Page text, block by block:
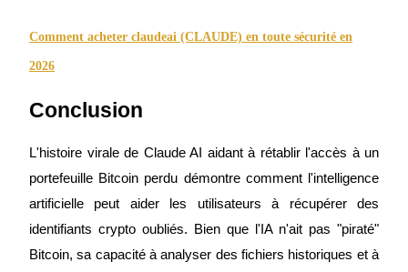
Découvrez comment gagner un revenu passif
Comment acheter claudeai (CLAUDE) en toute sécurité en
2026
Conclusion
L'histoire virale de Claude AI aidant à rétablir l'accès à un
portefeuille Bitcoin perdu démontre comment l'intelligence
artificielle peut aider les utilisateurs à récupérer des
identifiants crypto oubliés. Bien que l'IA n'ait pas "piraté"
Bitcoin, sa capacité à analyser des fichiers historiques et à